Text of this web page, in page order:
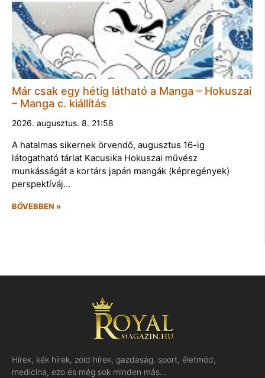
Már csak egy hétig látható a Manga – Hokuszai
– Manga c. kiállítás
2026. augusztus. 8. 21:58
A hatalmas sikernek örvendő, augusztus 16-ig
látogatható tárlat Kacusika Hokuszai művész
munkásságát a kortárs japán mangák (képregények)
perspektíváj…
BŐVEBBEN »
Hírek, kék hírek, zöld hírek, gazdaság, sport, életmód,
medicina, ezo és még sok minden más…